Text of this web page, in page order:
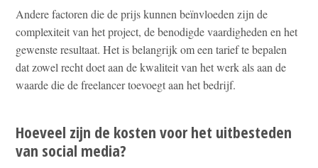
Andere factoren die de prijs kunnen beïnvloeden zijn de
complexiteit van het project, de benodigde vaardigheden en het
gewenste resultaat. Het is belangrijk om een tarief te bepalen
dat zowel recht doet aan de kwaliteit van het werk als aan de
waarde die de freelancer toevoegt aan het bedrijf.
Hoeveel zijn de kosten voor het uitbesteden
van social media?